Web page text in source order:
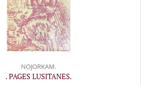
NOJORKAM.
. PAGES LUSITANES.